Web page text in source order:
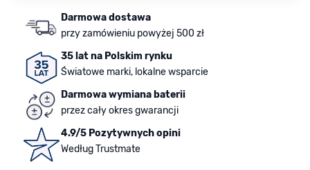
Darmowa dostawa
przy zamówieniu powyżej 500 zł
35 lat na Polskim rynku
Światowe marki, lokalne wsparcie
Darmowa wymiana baterii
przez cały okres gwarancji
4.9/5 Pozytywnych opini
Według Trustmate